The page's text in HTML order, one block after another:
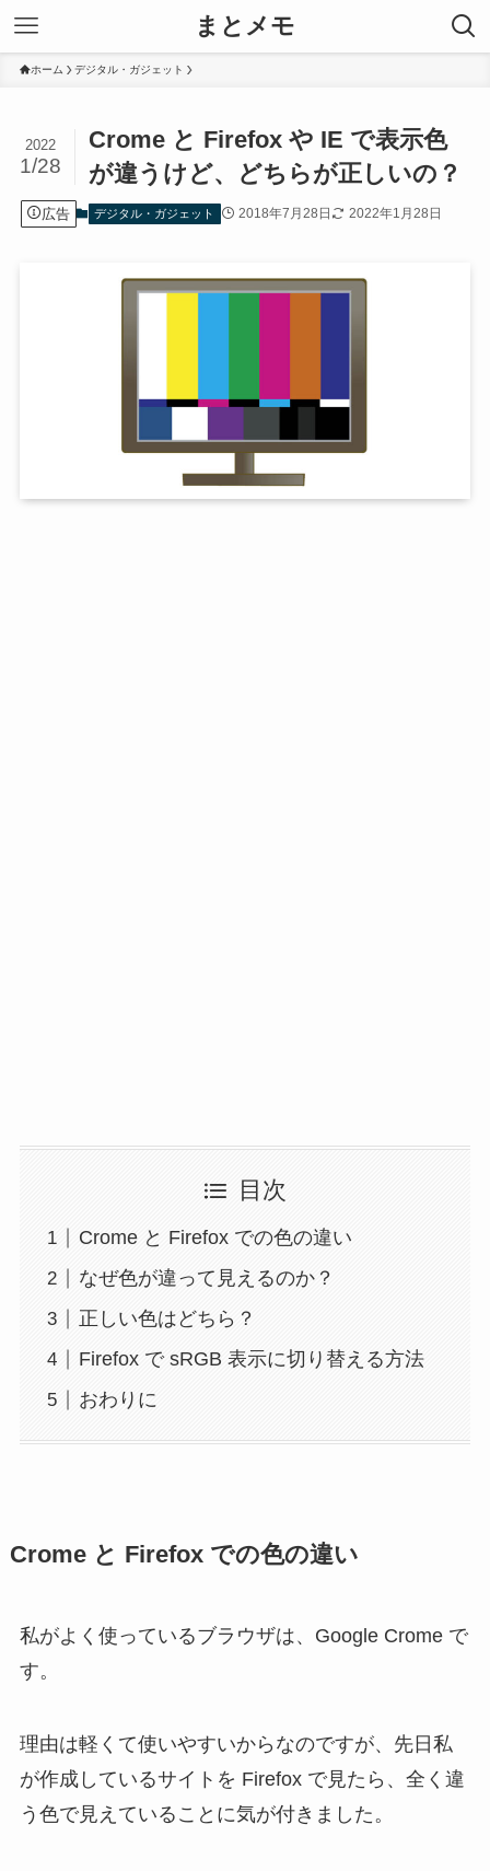
まとメモ
ホーム デジタル・ガジェット
Crome と Firefox や IE で表示色
が違うけど、どちらが正しいの？
2022
1/28
広告 デジタル・ガジェット 2018年7月28日 2022年1月28日
目次
Crome と Firefox での色の違い
なぜ色が違って見えるのか？
正しい色はどちら？
Firefox で sRGB 表示に切り替える方法
おわりに
Crome と Firefox での色の違い
私がよく使っているブラウザは、Google Crome で
す。
理由は軽くて使いやすいからなのですが、先日私
が作成しているサイトを Firefox で見たら、全く違
う色で見えていることに気が付きました。